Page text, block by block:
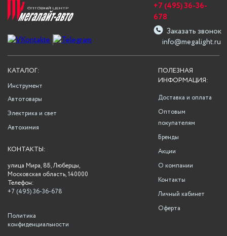
info@megalight.ru
+7 (495) 36-36-
678
Заказать звонок
ПОЛЕЗНАЯ
ИНФОРМАЦИЯ:
Доставка и оплата
Оптовым
покупателям
Бренды
Акции
О компании
Контакты
Личный кабинет
Оферта
КАТАЛОГ:
Инструмент
Автотовары
Электрика и свет
Автохимия
КОНТАКТЫ:
улица Мира, 8Б, Люберцы,
Московская область, 140000
Телефон:
+7 (495) 36-36-678
Политика
конфиденциальности